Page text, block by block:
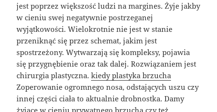
jest poprzez większość ludzi na margines. Żyje jakby
w cieniu swej negatywnie postrzeganej
wyjątkowości. Wielokrotnie nie jest w stanie
przeniknąć się przez schemat, jakim jest
spostrzeżony. Wytwarzają się kompleksy, pojawia
się przygnębienie oraz tak dalej. Rozwiązaniem jest
chirurgia plastyczna.kiedy plastyka brzucha
Zoperowanie ogromnego nosa, odstających uszu czy
innej części ciała to aktualnie drobnostka. Damy
żyjące w cieniu prywatnego brzucha czy też